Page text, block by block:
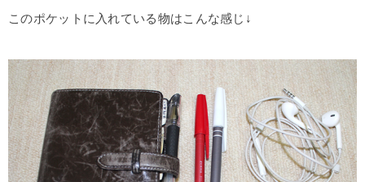
このポケットに入れている物はこんな感じ↓